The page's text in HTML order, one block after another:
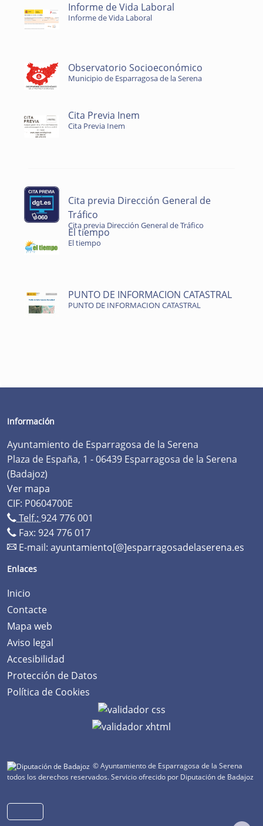
Informe de Vida Laboral
Informe de Vida Laboral
Observatorio Socioeconómico
Municipio de Esparragosa de la Serena
Cita Previa Inem
Cita Previa Inem
Cita previa Dirección General de
Tráfico
Cita previa Dirección General de Tráfico
El tiempo
El tiempo
PUNTO DE INFORMACION CATASTRAL
PUNTO DE INFORMACION CATASTRAL
Información
Ayuntamiento de Esparragosa de la Serena
Plaza de España, 1 - 06439 Esparragosa de la Serena
(Badajoz)
Ver mapa
CIF: P0604700E
Telf.: 924 776 001
Fax: 924 776 017
E-mail: ayuntamiento[@]esparragosadelaserena.es
Enlaces
Inicio
Contacte
Mapa web
Aviso legal
Accesibilidad
Protección de Datos
Política de Cookies
© Ayuntamiento de Esparragosa de la Serena
todos los derechos reservados.Servicio ofrecido por Diputación de Badajoz